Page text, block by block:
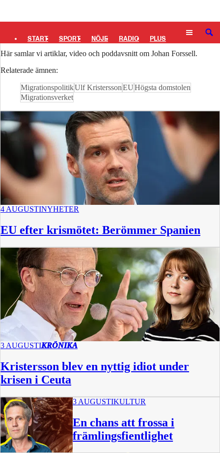
START SPORT NÖJE RADIO PLUS SÖK
Johan Forssell
Här samlar vi artiklar, video och poddavsnitt om Johan Forssell.
Relaterade ämnen:
MigrationspolitikUlf KristerssonEUHögsta domstolen
Migrationsverket
4 AUGUSTINYHETER
EU efter krismötet: Berömmer Spanien
3 AUGUSTIKRÖNIKA
Kristersson blev en nyttig idiot under
krisen i Ceuta
3 AUGUSTIKULTUR
En chans att frossa i
främlingsfientlighet